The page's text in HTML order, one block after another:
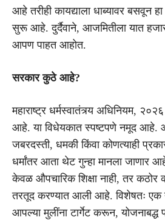
आहे तरीही कायद्याला धाब्यावर बसवून
सुरू आहे. दुर्दैवाने, आजमितीला यात
आपण पाहत आहोत.
सरकार कुठे आहे?
महाराष्ट्र धर्मस्वातंत्र्य अधिनियम, २०२६
आहे. या विधेयकात स्पष्टपणे नमूद
जबरदस्ती, धमकी किंवा कोणत्याही
धर्मांतर आता थेट गुन्हा मानला जाणार
केवळ औपचारिक शिक्षा नाही, तर कठोर
तरतूद करण्यात आली आहे. विशेषतः एक
आपल्या मुलींना टार्गेट करून, योजनाबद्ध